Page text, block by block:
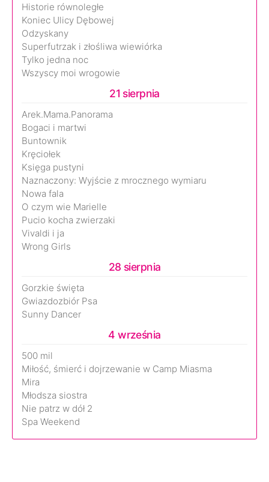
Historie równoległe
Koniec Ulicy Dębowej
Odzyskany
Superfutrzak i złośliwa wiewiórka
Tylko jedna noc
Wszyscy moi wrogowie
21 sierpnia
Arek.Mama.Panorama
Bogaci i martwi
Buntownik
Kręciołek
Księga pustyni
Naznaczony: Wyjście z mrocznego wymiaru
Nowa fala
O czym wie Marielle
Pucio kocha zwierzaki
Vivaldi i ja
Wrong Girls
28 sierpnia
Gorzkie święta
Gwiazdozbiór Psa
Sunny Dancer
4 września
500 mil
Miłość, śmierć i dojrzewanie w Camp Miasma
Mira
Młodsza siostra
Nie patrz w dół 2
Spa Weekend